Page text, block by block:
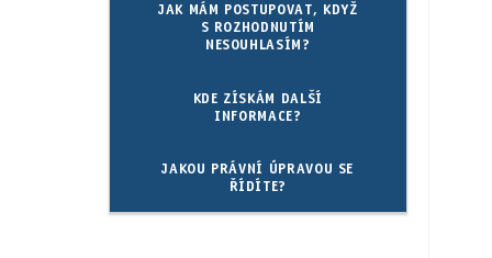
JAK MÁM POSTUPOVAT, KDYŽ
S ROZHODNUTÍM
NESOUHLASÍM?
KDE ZÍSKÁM DALŠÍ
INFORMACE?
JAKOU PRÁVNÍ ÚPRAVOU SE
ŘÍDÍTE?